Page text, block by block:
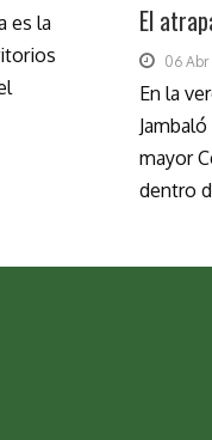
es la
El
06 Abr
En la
mayor
dentro